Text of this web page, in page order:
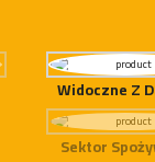
Widoczne Z
Sektor